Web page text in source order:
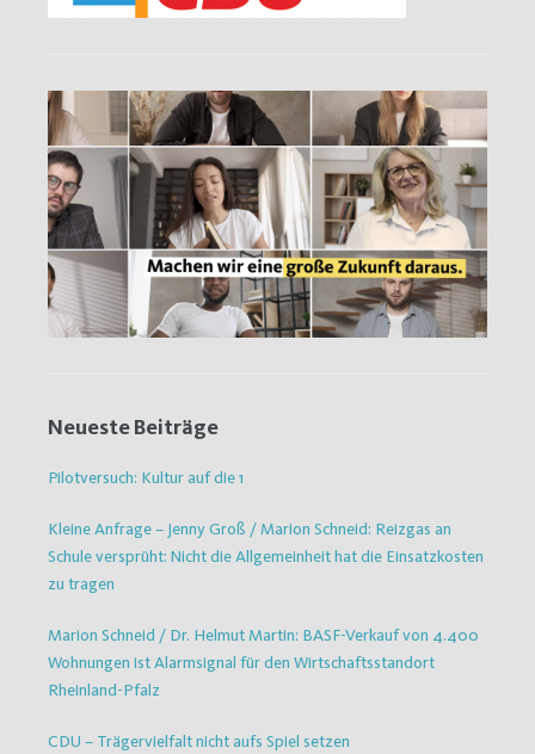
Neueste Beiträge
Pilotversuch: Kultur auf die 1
Kleine Anfrage – Jenny Groß / Marion Schneid: Reizgas an
Schule versprüht: Nicht die Allgemeinheit hat die Einsatzkosten
zu tragen
Marion Schneid / Dr. Helmut Martin: BASF-Verkauf von 4.400
Wohnungen ist Alarmsignal für den Wirtschaftsstandort
Rheinland-Pfalz
CDU – Trägervielfalt nicht aufs Spiel setzen